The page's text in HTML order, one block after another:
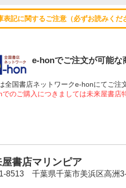
記に関するご注意（必ずお読みくだ
e-honでご注文が可能な
全国書店ネットワークe-honにてご注
のご購入につきましては未来屋書店
屋書店マリンピア
8513 千葉県千葉市美浜区高洲